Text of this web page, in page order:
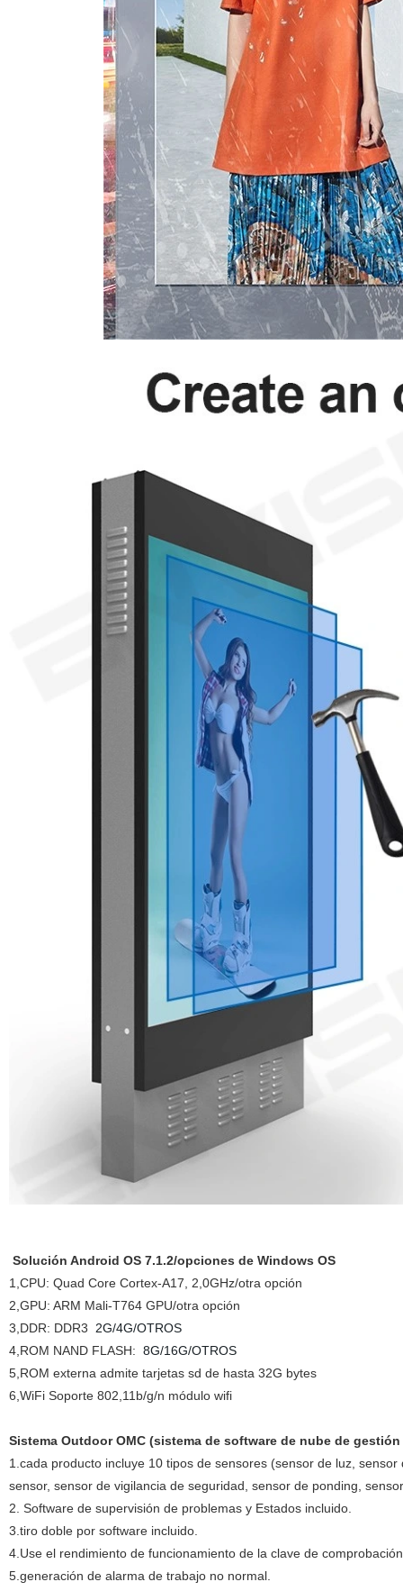
Solución Android OS 7.1.2/opciones de Windows OS
1,CPU: Quad Core Cortex-A17, 2,0GHz/otra opción
2,GPU: ARM Mali-T764 GPU/otra opción
3,DDR: DDR3 2G/4G/OTROS
4,ROM NAND FLASH: 8G/16G/OTROS
5,ROM externa admite tarjetas sd de hasta 32G bytes
6,WiFi Soporte 802,11b/g/n módulo wifi
Sistema Outdoor OMC (sistema de software de nube de
1.cada producto incluye 10 tipos de sensores (sensor de luz,
sensor, sensor de vigilancia de seguridad, sensor de ponding,
2. Software de supervisión de problemas y Estados incluido.
3.tiro doble por software incluido.
4.Use el rendimiento de funcionamiento de la clave de
5.generación de alarma de trabajo no normal.